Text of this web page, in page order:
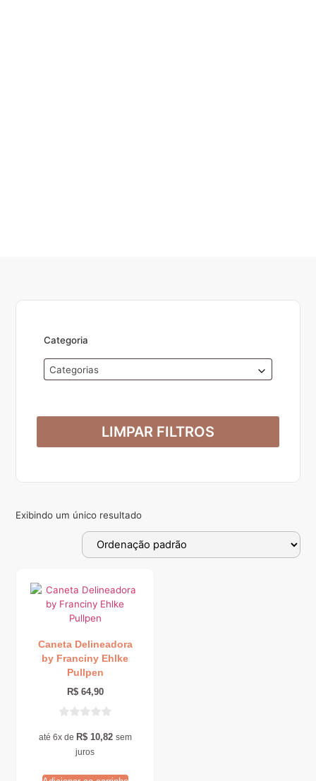
Categoria
Categorias
LIMPAR FILTROS
Exibindo um único resultado
Caneta Delineadora
by Franciny Ehlke
Pullpen
R$64,90
até 6x de R$10,82 sem
juros